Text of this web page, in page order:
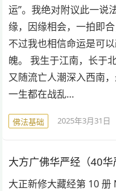
运”。我绝对附议此一说
缘，因缘相会，一拍即
不过我也相信命运是可
魄。 我生于江南，长于
又随流亡人潮深入西南
一生都在战乱…
佛法基础 2025年3月31日
大方广佛华严经（40华
大正新修大藏经第 10